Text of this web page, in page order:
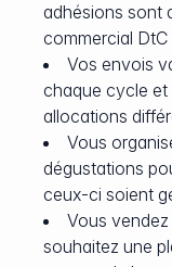
adhésions sont
commercial DtC
Vos envois
chaque cycle et
allocations
Vous
dégustations
ceux-ci soient
Vous
souhaitez une